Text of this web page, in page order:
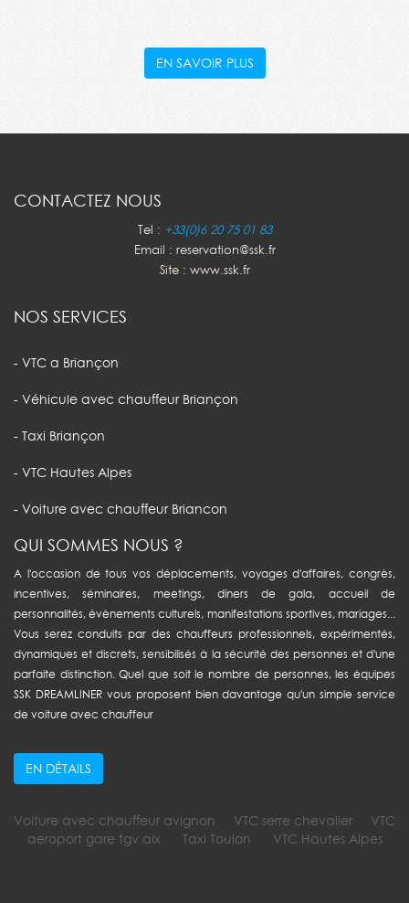
EN SAVOIR PLUS
CONTACTEZ NOUS
Tel : +33(0)6 20 75 01 83
Email : reservation@ssk.fr
Site : www.ssk.fr
NOS SERVICES
- VTC a Briançon
- Véhicule avec chauffeur Briançon
- Taxi Briançon
- VTC Hautes Alpes
- Voiture avec chauffeur Briancon
QUI SOMMES NOUS ?
A l'occasion de tous vos déplacements, voyages d'affaires, congrès,
incentives, séminaires, meetings, dîners de gala, accueil de
personnalités, évènements culturels, manifestations sportives, mariages...
Vous serez conduits par des chauffeurs professionnels, expérimentés,
dynamiques et discrets, sensibilisés à la sécurité des personnes et d'une
parfaite distinction. Quel que soit le nombre de personnes, les équipes
SSK DREAMLINER vous proposent bien davantage qu'un simple service
de voiture avec chauffeur
EN DÉTAILS
Voiture avec chauffeur avignon VTC serre chevalier
VTC
aeroport gare tgv aix
Taxi Toulon VTC Hautes Alpes